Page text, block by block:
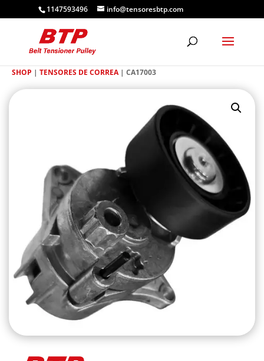
1147593496 info@tensoresbtp.com
SHOP | TENSORES DE CORREA| CA17003